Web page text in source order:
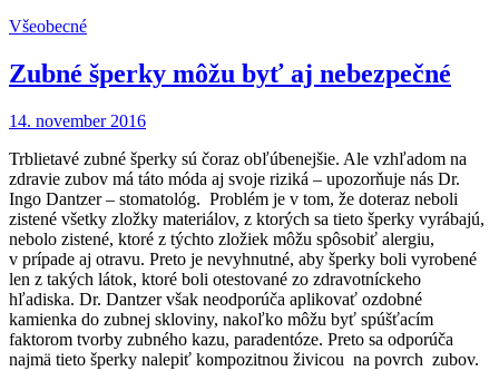
Všeobecné
Zubné šperky môžu byť aj nebezpečné
14. november 2016
Trblietavé zubné šperky sú čoraz obľúbenejšie. Ale vzhľadom na
zdravie zubov má táto móda aj svoje riziká – upozorňuje nás Dr.
Ingo Dantzer – stomatológ. Problém je v tom, že doteraz neboli
zistené všetky zložky materiálov, z ktorých sa tieto šperky vyrábajú,
nebolo zistené, ktoré z týchto zložiek môžu spôsobiť alergiu,
v prípade aj otravu. Preto je nevyhnutné, aby šperky boli vyrobené
len z takých látok, ktoré boli otestované zo zdravotníckeho
hľadiska. Dr. Dantzer však neodporúča aplikovať ozdobné
kamienka do zubnej skloviny, nakoľko môžu byť spúšťacím
faktorom tvorby zubného kazu, paradentóze. Preto sa odporúča
najmä tieto šperky nalepiť kompozitnou živicou na povrch zubov.